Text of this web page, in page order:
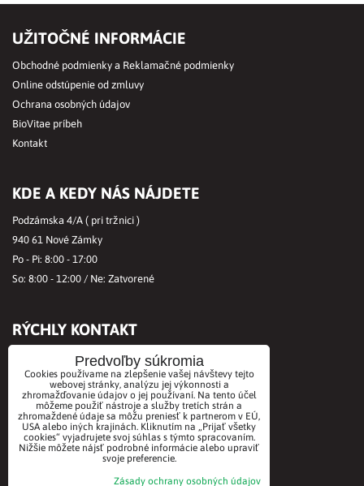
UŽITOČNÉ INFORMÁCIE
Obchodné podmienky a Reklamačné podmienky
Online odstúpenie od zmluvy
Ochrana osobných údajov
BioVitae príbeh
Kontakt
KDE A KEDY NÁS NÁJDETE
Podzámska 4/A ( pri tržnici )
940 61 Nové Zámky
Po - Pi: 8:00 - 17:00
So: 8:00 - 12:00 / Ne: Zatvorené
RÝCHLY KONTAKT
+421356421513
Mobil:+421901712584
Email:office@biovitae.sk
AKCEPTUJEME PLATBY KARTOU
Predvoľby súkromia
Cookies používame na zlepšenie vašej návštevy tejto
webovej stránky, analýzu jej výkonnosti a
zhromažďovanie údajov o jej používaní. Na tento účel
môžeme použiť nástroje a služby tretích strán a
zhromaždené údaje sa môžu preniesť k partnerom v EÚ,
USA alebo iných krajinách. Kliknutím na „Prijať všetky
cookies“ vyjadrujete svoj súhlas s týmto spracovaním.
Nižšie môžete nájsť podrobné informácie alebo upraviť
svoje preferencie.
Zásady ochrany osobných údajov